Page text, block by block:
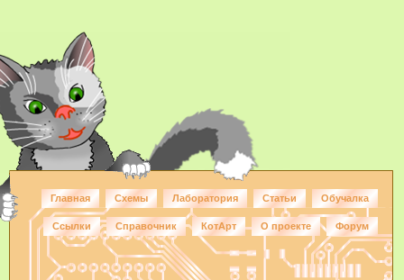
Главная Схемы Лаборатория Статьи Обучалка
Ссылки Справочник КотАрт О проекте Форум